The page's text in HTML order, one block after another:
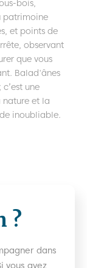
bois,
patrimoine
et points de
observant
que vous
Balad'ânes
une
nature et la
inoubliable.
?
dans
vous avez